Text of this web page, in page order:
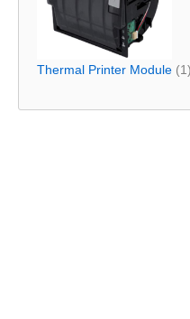
Thermal Printer Module (1)